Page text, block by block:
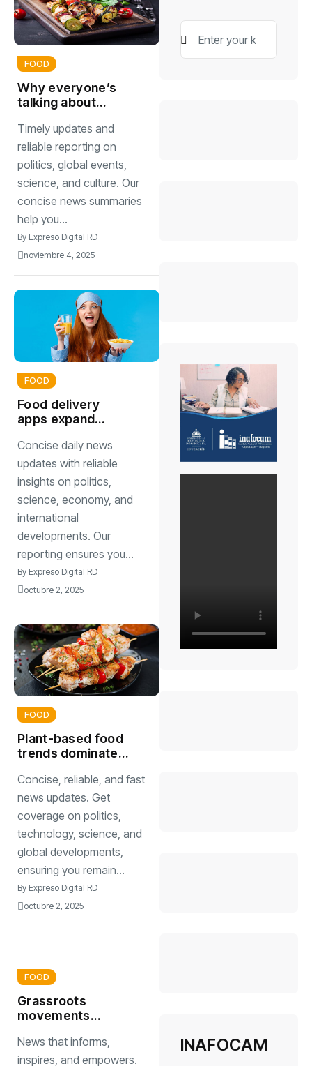
FOOD
Why everyone’s
talking about
sauces right now
Timely updates and
reliable reporting on
politics, global events,
science, and culture. Our
concise news summaries
help you...
By Expreso Digital RD
noviembre 4, 2025
FOOD
Food delivery
apps expand
healthier
sustainable
Concise daily news
updates with reliable
insights on politics,
science, economy, and
international
developments. Our
reporting ensures you...
By Expreso Digital RD
octubre 2, 2025
FOOD
Plant-based food
trends dominate
supermarkets
Concise, reliable, and fast
news updates. Get
coverage on politics,
technology, science, and
global developments,
ensuring you remain...
By Expreso Digital RD
octubre 2, 2025
FOOD
Grassroots
movements
political landscape
News that informs,
inspires, and empowers.
INAFOCAM